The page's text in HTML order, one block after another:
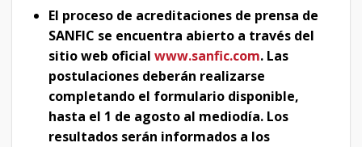
El proceso de acreditaciones de prensa de
SANFIC se encuentra abierto a través del
sitio web oficial www.sanfic.com. Las
postulaciones deberán realizarse
completando el formulario disponible,
hasta el 1 de agosto al mediodía. Los
resultados serán informados a los